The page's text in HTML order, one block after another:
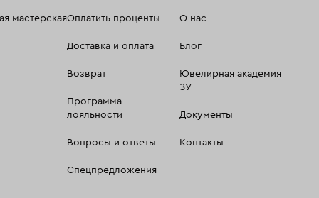
мастерскаяОплатить проценты
Доставка и оплата
Возврат
Программа
лояльности
Вопросы и ответы
Спецпредложения
О нас
Блог
Ювелирная академия
ЗУ
Документы
Контакты